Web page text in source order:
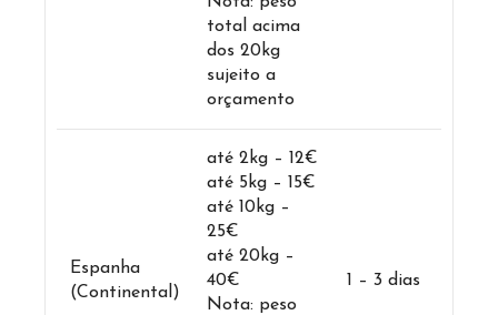
total acima
dos 20kg
sujeito a
orçamento
Espanha
(Continental)
até 2kg – 12€
até 5kg – 15€
até 10kg –
25€
até 20kg –
40€
Nota: peso
1 – 3 dias